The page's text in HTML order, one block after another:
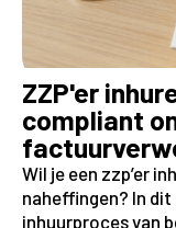
ZZP'er
compliant
Wil je een zzp’er
naheffingen? In
inhuurproces van